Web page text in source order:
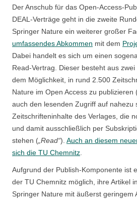
Der Anschub für das Open-Access-
DEAL-Verträge geht in die zweite
Springer Nature ein weiterer großer
umfassendes Abkommen mit dem
Dabei handelt es sich um einen
Read-Vertrag. Dieser besteht aus
dem Möglichkeit, in rund 2.500
Nature im Open Access zu publizieren
auch den lesenden Zugriff auf nahezu
Zeitschrifteninhalte des Verlages, die
und damit ausschließlich per
stehen ( „Read“). Auch an diesem
sich die TU Chemnitz
Aufgrund der Publish-Komponente ist
der TU Chemnitz möglich, ihre Artikel
Springer Nature mit äußerst geringem